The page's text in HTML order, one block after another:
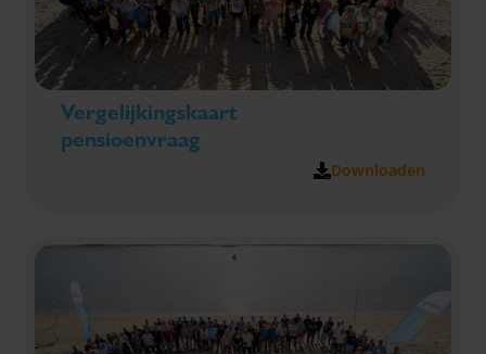
Vergelijkingskaart
pensioenvraag
Downloaden